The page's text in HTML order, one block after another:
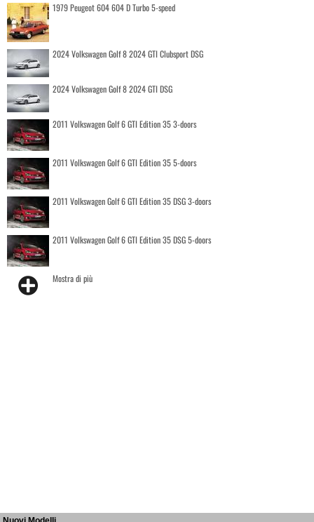
1979 Peugeot 604 604 D Turbo 5-speed
2024 Volkswagen Golf 8 2024 GTI Clubsport DSG
2024 Volkswagen Golf 8 2024 GTI DSG
2011 Volkswagen Golf 6 GTI Edition 35 3-doors
2011 Volkswagen Golf 6 GTI Edition 35 5-doors
2011 Volkswagen Golf 6 GTI Edition 35 DSG 3-doors
2011 Volkswagen Golf 6 GTI Edition 35 DSG 5-doors
Mostra di più